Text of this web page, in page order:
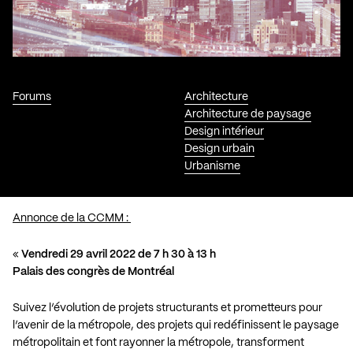
Forums
Architecture
Architecture de paysage
Design intérieur
Design urbain
Urbanisme
Annonce de la CCMM :
« Vendredi 29 avril 2022 de 7 h 30 à 13 h
Palais des congrès de Montréal
Suivez l’évolution de projets structurants et prometteurs pour
l’avenir de la métropole, des projets qui redéfinissent le paysage
métropolitain et font rayonner la métropole, transforment